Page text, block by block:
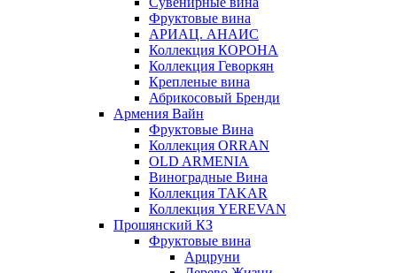
Фруктовые вина
АРИАЦ. АНАИС
Коллекция КОРОНА
Коллекция Геворкян
Крепленые вина
Абрикосовый Бренди
Армения Вайн
Фруктовые Вина
Коллекция ORRAN
OLD ARMENIA
Виноградные Вина
Коллекция TAKAR
Коллекция YEREVAN
Прошянский КЗ
Фруктовые вина
Арцруни